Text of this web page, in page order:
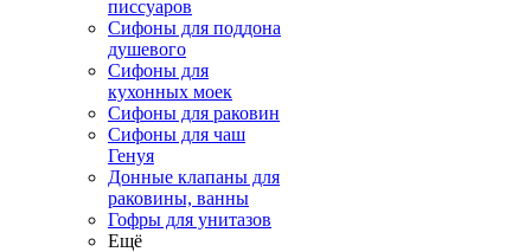
писсуаров
Сифоны для поддона
душевого
Сифоны для
кухонных моек
Сифоны для раковин
Сифоны для чаш
Генуя
Донные клапаны для
раковины, ванны
Гофры для унитазов
Ещё